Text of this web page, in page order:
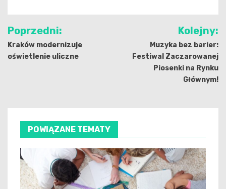
Nawigacja
wpisu
Poprzedni:
Kraków modernizuje
oświetlenie uliczne
Kolejny:
Muzyka bez barier:
Festiwal Zaczarowanej
Piosenki na Rynku
Głównym!
POWIĄZANE TEMATY